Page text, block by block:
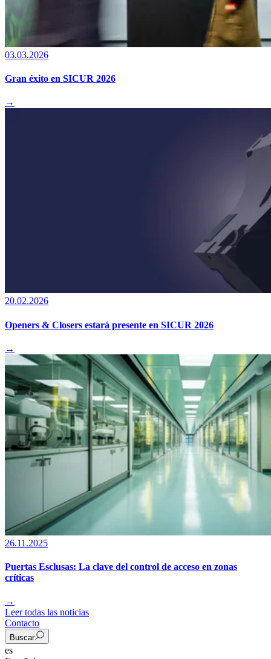
03.03.2026
Gran éxito en SICUR 2026
→
20.02.2026
Openers & Closers estará presente en SICUR 2026
→
26.11.2025
Puertas Esclusas: La clave del control de acceso en zonas
críticas
→
Leer todas las noticias
Contacto
Buscar
es